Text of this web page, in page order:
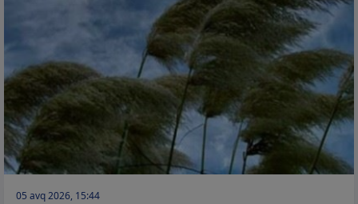
05 avq 2026, 15:44